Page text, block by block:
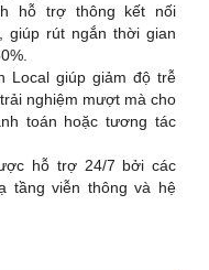
hỗ trợ thông kết nối
giúp rút ngắn thời gian
Local giúp giảm độ trễ
nghiệm mượt mà cho
toán hoặc tương tác
hỗ trợ 24/7 bởi các
tầng viễn thông và hệ